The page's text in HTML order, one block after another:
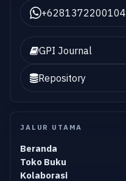
+6281372200104
GPI Journal
Repository
JALUR UTAMA
Beranda
Toko Buku
Kolaborasi